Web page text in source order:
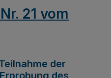
21 vom
der
des